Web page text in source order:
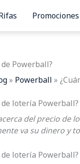
Promociones
Powerball?
» Powerball »
lotería Powerball?
del precio de
va su dinero y
lotería Powerball?